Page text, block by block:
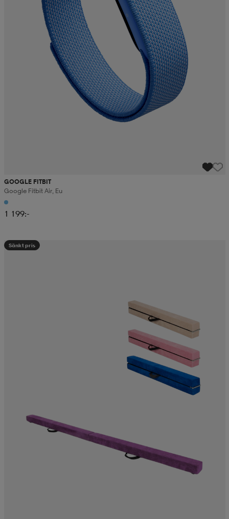
GOOGLE FITBIT
Google Fitbit Air, Eu
1 199:-
Sänkt pris